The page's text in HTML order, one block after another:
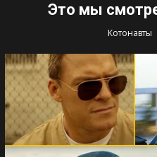
Это мы
Котонавты